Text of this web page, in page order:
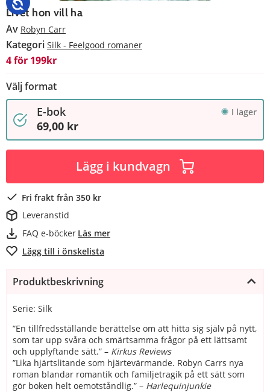
Livet hon vill ha
Av Robyn Carr
Kategori Silk - Feelgood romaner
4 för 199kr
Välj format
E-bok I lager
69,00 kr
Lägg i kundvagn
Fri frakt från 350 kr
Leveranstid
FAQ e-böcker Läs mer
Lägg till i önskelista
Produktbeskrivning
Serie: Silk
”En tillfredsställande berättelse om att hitta sig själv på nytt,
som tar upp svåra och smärtsamma frågor på ett lättsamt
och upplyftande sätt.” – Kirkus Reviews
”Lika hjärtslitande som hjärtevärmande. Robyn Carrs nya
roman blandar romantik och familjetragik på ett sätt som
gör boken helt oemotståndlig.” – Harlequinjunkie